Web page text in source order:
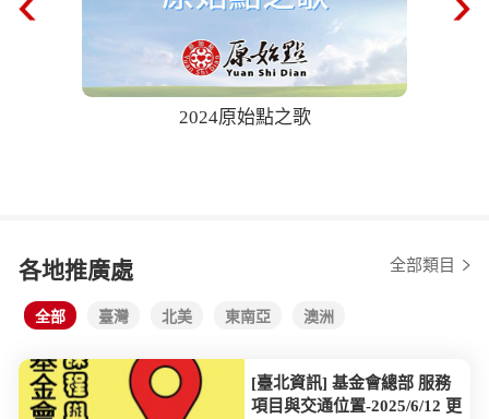
2024原始點之歌
各地推廣處 全部類目
全部 臺灣 北美 東南亞 澳洲
[臺北資訊] 基金會總部 服務
項目與交通位置-2025/6/12 更